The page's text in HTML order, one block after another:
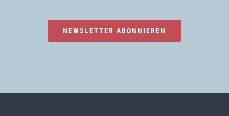
NEWSLETTER ABONNIEREN